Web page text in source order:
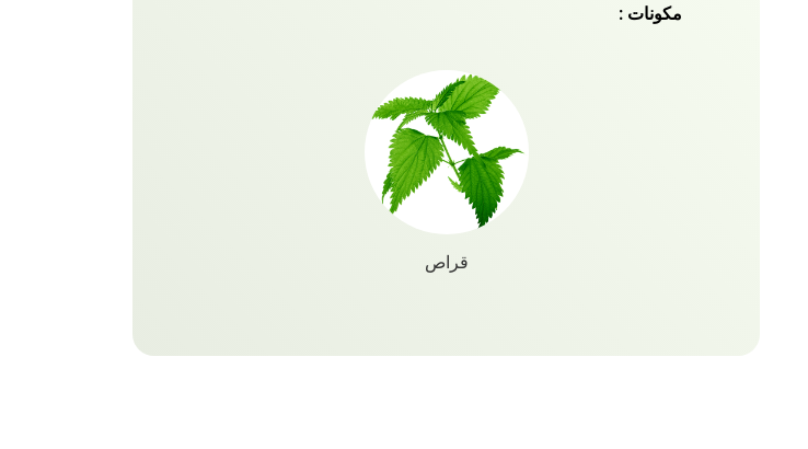
تصفيف شعرك وتثبيته وإدارته ، بغض النظر عن مدى جموحه ، مع
مكونات :
قراص